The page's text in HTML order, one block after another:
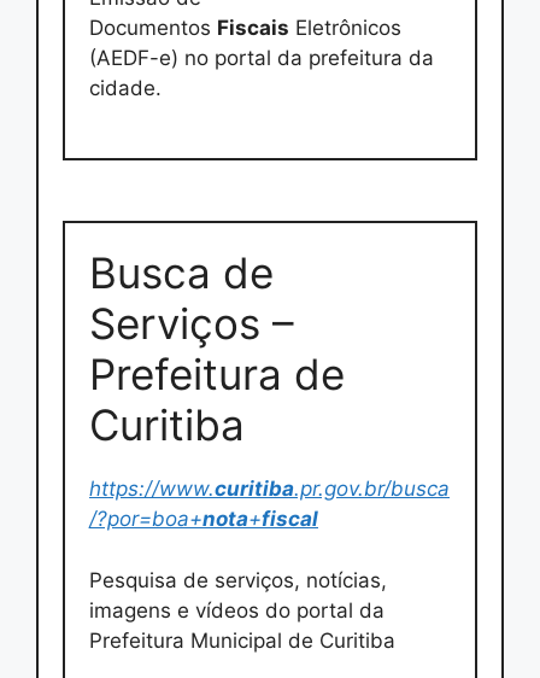
Documentos Fiscais Eletrônicos
(AEDF-e) no portal da prefeitura da
cidade.
Busca de
Serviços –
Prefeitura de
Curitiba
https://www.curitiba.pr.gov.br/busca
/?por=boa+nota+fiscal
Pesquisa de serviços, notícias,
imagens e vídeos do portal da
Prefeitura Municipal de Curitiba